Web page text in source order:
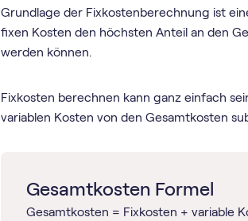
Grundlage der Fixkostenberechnung ist
fixen Kosten den höchsten Anteil an den
werden können.
Fixkosten berechnen kann ganz einfach
variablen Kosten von den Gesamtkosten
Gesamtkosten Formel
Gesamtkosten = Fixkosten + variable